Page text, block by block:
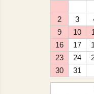
2
3
9
10
16
17
23
24
30
31